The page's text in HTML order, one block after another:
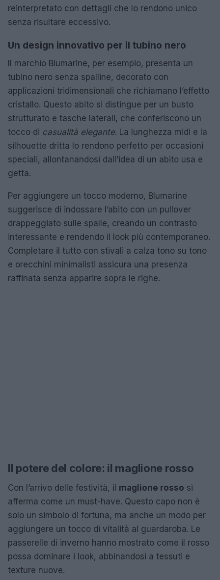
reinterpretato con dettagli che lo rendono unico
senza risultare eccessivo.
Un design innovativo per il tubino nero
Il marchio Blumarine, per esempio, presenta un
tubino nero senza spalline, decorato con
applicazioni tridimensionali che richiamano l’effetto
cristallo. Questo abito si distingue per un busto
strutturato e tasche laterali, che conferiscono un
tocco di casualità elegante. La lunghezza midi e la
silhouette dritta lo rendono perfetto per occasioni
speciali, allontanandosi dall’idea di un abito usa e
getta.
Per aggiungere un tocco moderno, Blumarine
suggerisce di indossare l’abito con un pullover
drappeggiato sulle spalle, creando un contrasto
interessante e rendendo il look più contemporaneo.
Completare il tutto con stivali a calza tono su tono
e orecchini minimalisti assicura una presenza
raffinata senza apparire sopra le righe.
Il potere del colore: il maglione rosso
Con l’arrivo delle festività, il maglione rosso si
afferma come un must-have. Questo capo non è
solo un simbolo di fortuna, ma anche un modo per
aggiungere un tocco di vitalità al guardaroba. Le
passerelle di inverno hanno mostrato come il rosso
possa dominare i look, abbinandosi a tessuti e
texture nuove.